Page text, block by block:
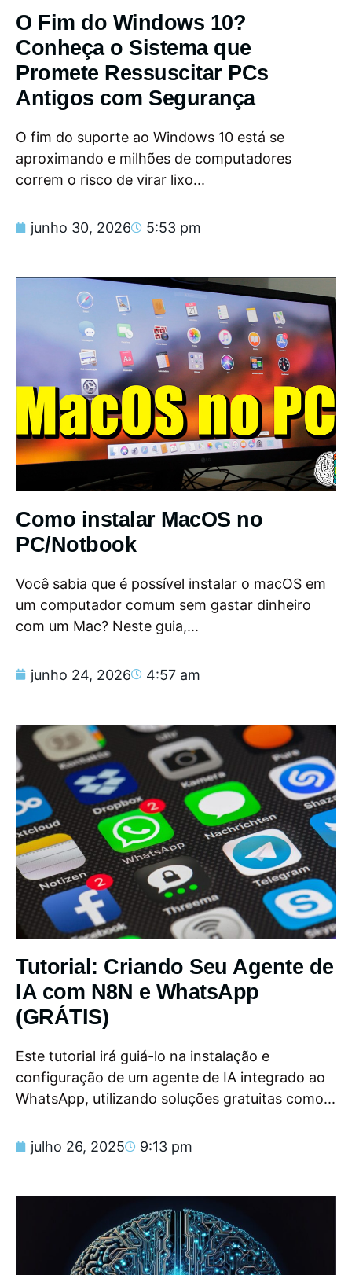
O Fim do Windows 10?
Conheça o Sistema que
Promete Ressuscitar PCs
Antigos com Segurança
O fim do suporte ao Windows 10 está se
aproximando e milhões de computadores
correm o risco de virar lixo...
junho 30, 2026 5:53 pm
Como instalar MacOS no
PC/Notbook
Você sabia que é possível instalar o macOS em
um computador comum sem gastar dinheiro
com um Mac? Neste guia,...
junho 24, 2026 4:57 am
Tutorial: Criando Seu Agente de
IA com N8N e WhatsApp
(GRÁTIS)
Este tutorial irá guiá-lo na instalação e
configuração de um agente de IA integrado ao
WhatsApp, utilizando soluções gratuitas como...
julho 26, 2025 9:13 pm